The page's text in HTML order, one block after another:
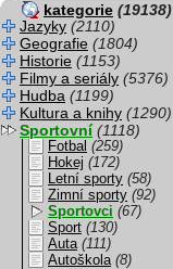
kategorie (19138)
Jazyky (2110)
Geografie (1804)
Historie (1153)
Filmy a seriály (5376)
Hudba (1199)
Kultura a knihy (1290)
Sportovní (1118)
Fotbal (259)
Hokej (172)
Letní sporty (58)
Zimní sporty (92)
Sportovci (67)
Sport (130)
Auta (111)
Autoškola (8)